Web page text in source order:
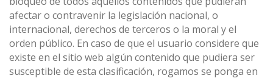
afectar o contravenir la legislación nacional, o
internacional, derechos de terceros o la moral y el
orden público. En caso de que el usuario considere que
existe en el sitio web algún contenido que pudiera ser
susceptible de esta clasificación, rogamos se ponga en